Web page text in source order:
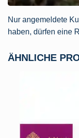
Nur angemeldete
haben, dürfen eine
ÄHNLICHE